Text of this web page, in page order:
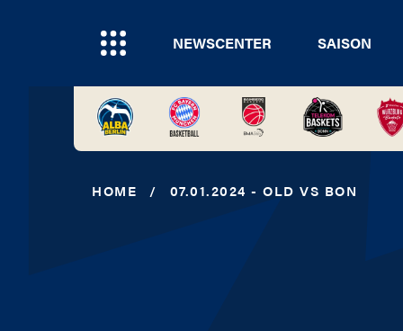
NEWSCENTER SAISON
HOME / 07.01.2024 - OLD VS BON